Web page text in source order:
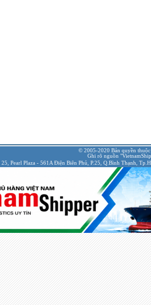
© 2005-2020 Bản quyền
Ghi rõ nguồn
25, Pearl Plaza - 561A Điện Biên Phủ, P.25, Q.Bình Thạnh,